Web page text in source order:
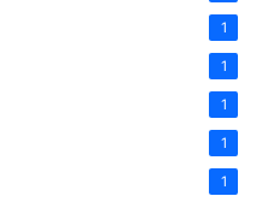
1
1
1
1
1